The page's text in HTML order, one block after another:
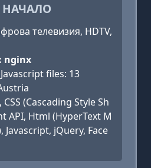
НАЧАЛО
телевизия, HDTV,
nginx
files: 13
(Cascading Style Sh
API, Html (HyperText M
jQuery, Face